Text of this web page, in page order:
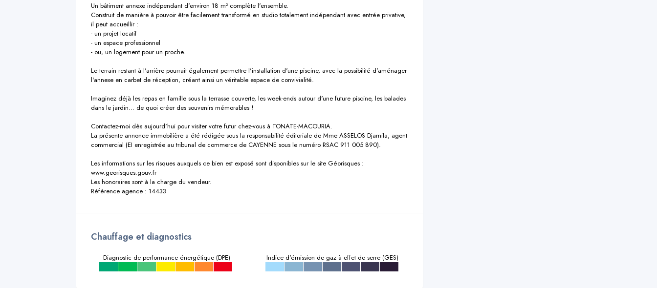
Un bâtiment annexe indépendant d'environ 18 m² complète l'ensemble.
Construit de manière à pouvoir être facilement transformé en studio totalement indépendant avec entrée privative,
il peut accueillir :
- un projet locatif
- un espace professionnel
- ou, un logement pour un proche.
Le terrain restant à l'arrière pourrait également permettre l'installation d'une piscine, avec la possibilité d'aménager
l'annexe en carbet de réception, créant ainsi un véritable espace de convivialité.
Imaginez déjà les repas en famille sous la terrasse couverte, les week-ends autour d'une future piscine, les balades
dans le jardin… de quoi créer des souvenirs mémorables !
Contactez-moi dès aujourd'hui pour visiter votre futur chez-vous à TONATE-MACOURIA.
La présente annonce immobilière a été rédigée sous la responsabilité éditoriale de Mme ASSELOS Djamila, agent
commercial (EI enregistrée au tribunal de commerce de CAYENNE sous le numéro RSAC 911 005 890).
Les informations sur les risques auxquels ce bien est exposé sont disponibles sur le site Géorisques :
www.georisques.gouv.fr
Les honoraires sont à la charge du vendeur.
Référence agence : 14433
Chauffage et diagnostics
Diagnostic de performance énergétique (DPE)
Indice d'émission de gaz à effet de serre (GES)